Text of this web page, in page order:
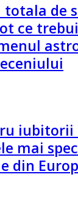
totala de
ce
iubitorii
mai
din